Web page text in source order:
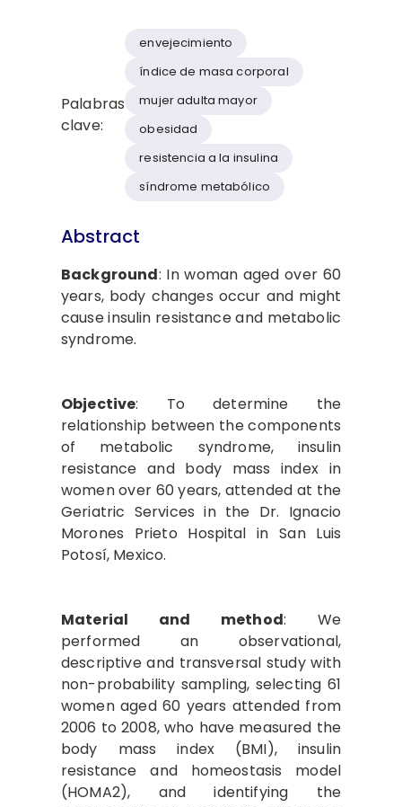
Palabras
clave:
envejecimiento
índice de masa corporal
mujer adulta mayor
obesidad
resistencia a la insulina
síndrome metabólico
Abstract
Background: In woman aged over 60
years, body changes occur and might
cause insulin resistance and metabolic
syndrome.
Objective: To determine the
relationship between the components
of metabolic syndrome, insulin
resistance and body mass index in
women over 60 years, attended at the
Geriatric Services in the Dr. Ignacio
Morones Prieto Hospital in San Luis
Potosí, Mexico.
Material and method: We
performed an observational,
descriptive and transversal study with
non-probability sampling, selecting 61
women aged 60 years attended from
2006 to 2008, who have measured the
body mass index (BMI), insulin
resistance and homeostasis model
(HOMA2), and identifying the